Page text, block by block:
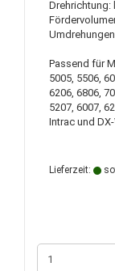
Drehrichtung:
Passend für
5005, 5506,
6206, 6806,
5207, 6007,
Intrac und
Lieferzeit: